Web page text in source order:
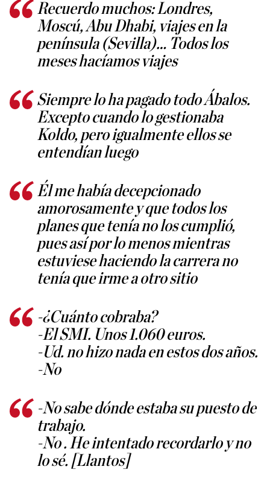
Recuerdo muchos: Londres,
Moscú, Abu Dhabi, viajes en la
península (Sevilla)… Todos los
meses hacíamos viajes
Siempre lo ha pagado todo Ábalos.
Excepto cuando lo gestionaba
Koldo, pero igualmente ellos se
entendían luego
Él me había decepcionado
amorosamente y que todos los
planes que tenía no los cumplió,
pues así por lo menos mientras
estuviese haciendo la carrera no
tenía que irme a otro sitio
-¿Cuánto cobraba?
-El SMI. Unos 1.060 euros.
-Ud. no hizo nada en estos dos años.
-No
-No sabe dónde estaba su puesto de
trabajo.
-No . He intentado recordarlo y no
lo sé. [Llantos]